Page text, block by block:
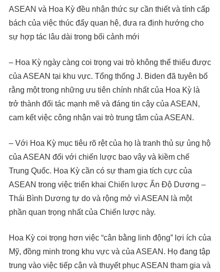
ASEAN và Hoa Kỳ đều nhận thức sự cần thiết và tính cấp
bách của việc thúc đẩy quan hệ, đưa ra định hướng cho
sự hợp tác lâu dài trong bối cảnh mới
– Hoa Kỳ ngày càng coi trọng vai trò không thể thiếu được
của ASEAN tại khu vực. Tổng thống J. Biden đã tuyên bố
rằng một trong những ưu tiên chính nhất của Hoa Kỳ là
trở thành đối tác mạnh mẽ và đáng tin cậy của ASEAN,
cam kết việc công nhận vai trò trung tâm của ASEAN.
– Với Hoa Kỳ mục tiêu rõ rệt của họ là tranh thủ sự ủng hộ
của ASEAN đối với chiến lược bao vây và kiềm chế
Trung Quốc. Hoa Kỳ cần có sự tham gia tích cực của
ASEAN trong việc triển khai Chiến lược Ấn Độ Dương –
Thái Bình Dương tự do và rộng mở vì ASEAN là một
phần quan trọng nhất của Chiến lược này.
Hoa Kỳ coi trọng hơn việc “cân bằng linh động” lợi ích của
Mỹ, đồng minh trong khu vực và của ASEAN. Họ đang tập
trung vào việc tiếp cận và thuyết phục ASEAN tham gia và